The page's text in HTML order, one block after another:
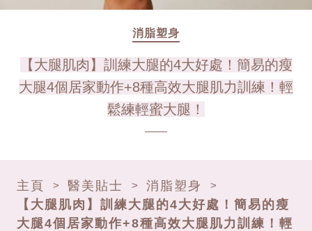
消脂塑身
【大腿肌肉】訓練大腿的4大好處！簡易的瘦
大腿4個居家動作+8種高效大腿肌力訓練！輕
鬆練輕蜜大腿！
主頁 > 醫美貼士 > 消脂塑身 >
【大腿肌肉】訓練大腿的4大好處！簡易的瘦
大腿4個居家動作+8種高效大腿肌力訓練！輕